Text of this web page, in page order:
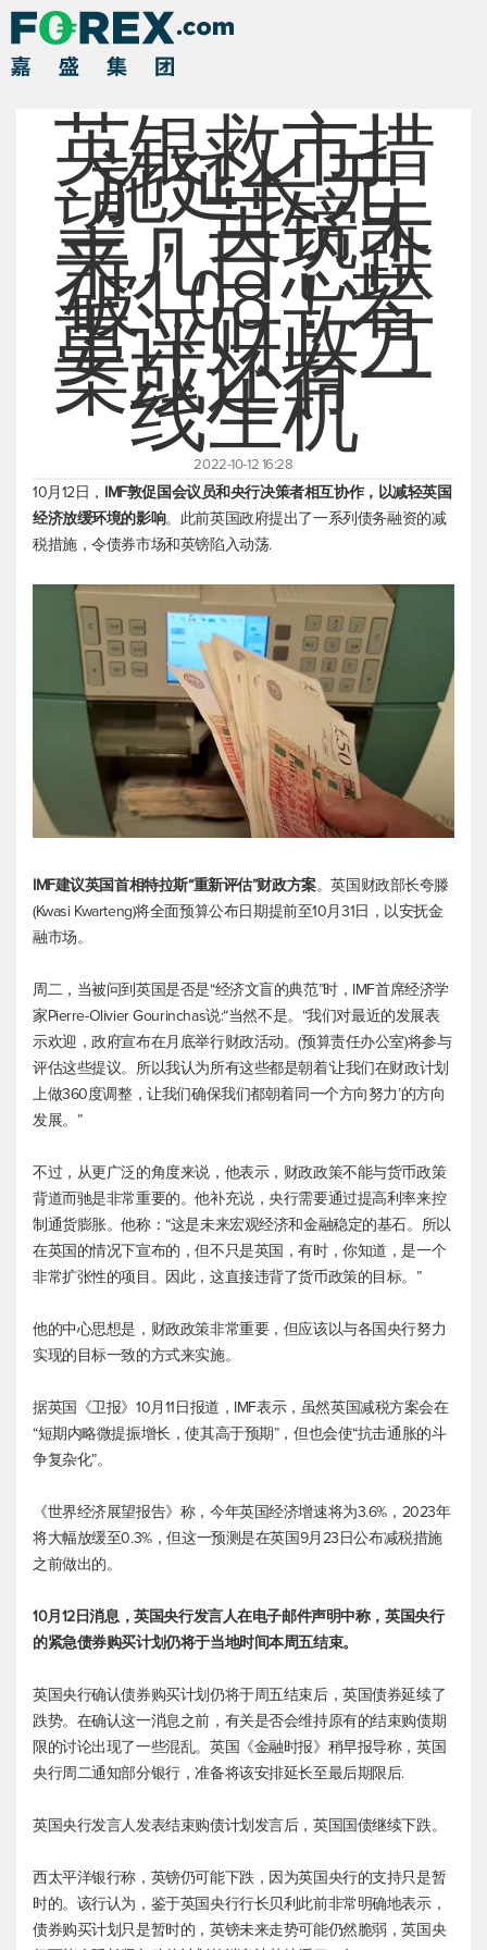
英银救市措
施延长无
望，英镑未
来几日恐跌
破1.08！若
重评财政方
案或还有一
线生机
2022-10-12 16:28
10月12日， IMF敦促国会议员和央行决策者相互协作，以减轻英国
经济放缓环境的影响。此前英国政府提出了一系列债务融资的减
税措施，令债券市场和英镑陷入动荡.
IMF建议英国首相特拉斯“重新评估”财政方案。英国财政部长夸滕
(Kwasi Kwarteng)将全面预算公布日期提前至10月31日，以安抚金
融市场。
周二，当被问到英国是否是“经济文盲的典范”时，IMF首席经济学
家Pierre-Olivier Gourinchas说:“当然不是。“我们对最近的发展表
示欢迎，政府宣布在月底举行财政活动。(预算责任办公室)将参与
评估这些提议。所以我认为所有这些都是朝着‘让我们在财政计划
上做360度调整，让我们确保我们都朝着同一个方向努力’的方向
发展。”
不过，从更广泛的角度来说，他表示，财政政策不能与货币政策
背道而驰是非常重要的。他补充说，央行需要通过提高利率来控
制通货膨胀。他称：“这是未来宏观经济和金融稳定的基石。所以
在英国的情况下宣布的，但不只是英国，有时，你知道，是一个
非常扩张性的项目。因此，这直接违背了货币政策的目标。”
他的中心思想是，财政政策非常重要，但应该以与各国央行努力
实现的目标一致的方式来实施。
据英国《卫报》10月11日报道，IMF表示，虽然英国减税方案会在
“短期内略微提振增长，使其高于预期”，但也会使“抗击通胀的斗
争复杂化”。
《世界经济展望报告》称，今年英国经济增速将为3.6%，2023年
将大幅放缓至0.3%，但这一预测是在英国9月23日公布减税措施
之前做出的。
10月12日消息，英国央行发言人在电子邮件声明中称，英国央行
的紧急债券购买计划仍将于当地时间本周五结束。
英国央行确认债券购买计划仍将于周五结束后，英国债券延续了
跌势。在确认这一消息之前，有关是否会维持原有的结束购债期
限的讨论出现了一些混乱。英国《金融时报》稍早报导称，英国
央行周二通知部分银行，准备将该安排延长至最后期限后.
英国央行发言人发表结束购债计划发言后，英国国债继续下跌。
西太平洋银行称，英镑仍可能下跌，因为英国央行的支持只是暂
时的。该行认为，鉴于英国央行行长贝利此前非常明确地表示，
债券购买计划只是暂时的，英镑未来走势可能仍然脆弱，英国央